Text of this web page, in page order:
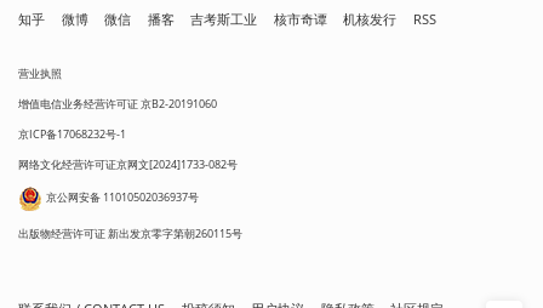
知乎 微博 微信 播客 吉考斯工业 核市奇谭 机核发行 RSS
营业执照
增值电信业务经营许可证 京B2-20191060
京ICP备17068232号-1
网络文化经营许可证京网文[2024]1733-082号
京公网安备 11010502036937号
出版物经营许可证 新出发京零字第朝260115号